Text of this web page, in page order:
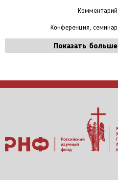
Комментарий
Конференция, семинар
Показать больше